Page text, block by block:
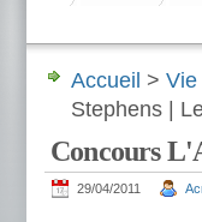
Accueil > Vie
Stephens |
Concours
29/04/2011